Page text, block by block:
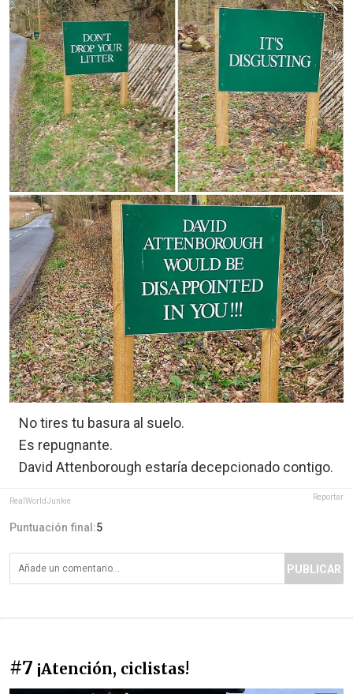
No tires tu basura al suelo.
Es repugnante.
David Attenborough estaría decepcionado contigo.
RealWorldJunkie Reportar
Puntuación final:5
PUBLICAR
#7 ¡Atención, ciclistas!